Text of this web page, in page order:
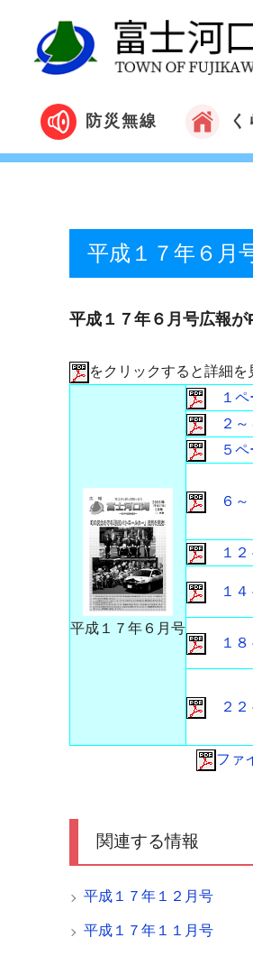
防災無線
平成１７年６月
平成１７年６月号広報が
をクリックすると詳細
平成１７年６月号
１ペ
２～
５ペ
６～
１２
１４
１８
２２
ファ
関連する情報
平成１７年１２月号
平成１７年１１月号